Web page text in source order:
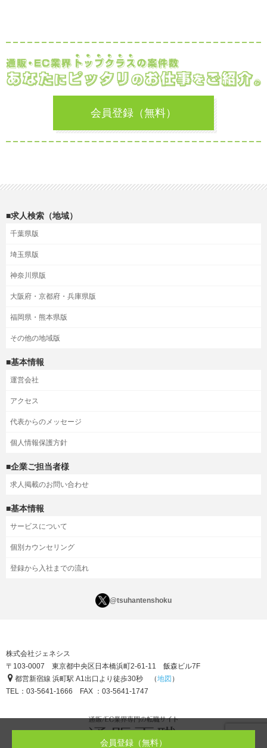
会員登録（無料）
■求人検索（地域）
千葉県版
埼玉県版
神奈川県版
大阪府・京都府・兵庫県版
福岡県・熊本県版
その他の地域版
■基本情報
運営会社
アクセス
代表からのメッセージ
個人情報保護方針
■企業ご担当者様
求人掲載のお問い合わせ
■基本情報
サービスについて
個別カウンセリング
登録から入社までの流れ
@tsuhantenshoku
株式会社ジェネシス
〒103-0007 東京都中央区日本橋浜町2-61-11 飯森ビル7F
都営新宿線 浜町駅 A1出口より徒歩30秒 （地図 ）
TEL：03-5641-1666 FAX ：03-5641-1747
会員登録（無料）